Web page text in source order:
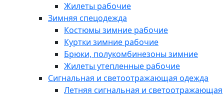
Жилеты рабочие
Зимняя спецодежда
Костюмы зимние рабочие
Куртки зимние рабочие
Брюки, полукомбинезоны зимние
Жилеты утепленные рабочие
Сигнальная и светоотражающая одежда
Летняя сигнальная и светоотражающая